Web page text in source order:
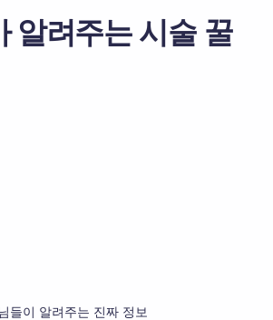
알려주는 시술 꿀
들이 알려주는 진짜 정보